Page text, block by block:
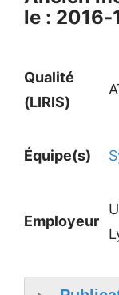
le : 2016-
Qualité
(LIRIS)
Équipe(s)
Employeur